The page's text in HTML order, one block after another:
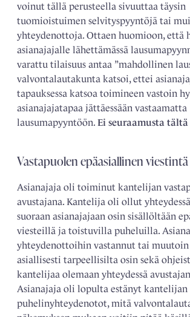
voinut tällä perusteella sivuuttaa täysin
tuomioistuimen selvityspyyntöjä tai
yhteydenottoja. Ottaen huomioon, että
asianajajalle lähettämässä
varattu tilaisuus antaa ”mahdollinen
valvontalautakunta katsoi, ettei
tapauksessa katsoa toimineen vastoin
asianajajatapaa jättäessään vastaamatta
lausumapyyntöön. Ei seuraamusta tältä
Vastapuolen epäasiallinen viestintä
Asianajaja oli toiminut kantelijan
avustajana. Kantelija oli ollut
suoraan asianajajaan osin sisällöltään
viesteillä ja toistuvilla puheluilla.
yhteydenottoihin vastannut tai
asiallisesti tarpeellisilta osin sekä
kantelijaa olemaan yhteydessä
­Asianajaja oli lopulta estänyt kantelijan
puhelinyhteydenotot, mitä